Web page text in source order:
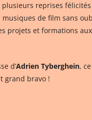
plusieurs reprises
de film sans
projets et formations
d’Adrien Tyberghein,
grand bravo !